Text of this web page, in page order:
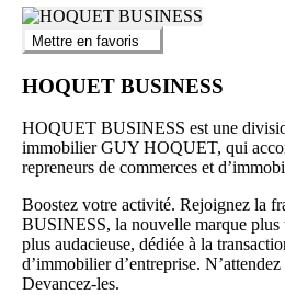
Mettre en favoris
HOQUET BUSINESS
HOQUET BUSINESS est une
immobilier GUY HOQUET, qui
repreneurs de commerces et
Boostez votre activité. Rejoignez la
BUSINESS, la nouvelle marque plus
plus audacieuse, dédiée à la
d’immobilier d’entreprise.
Devancez-les.